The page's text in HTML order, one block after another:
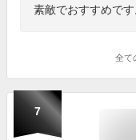
素敵でおすすめです
全て
7